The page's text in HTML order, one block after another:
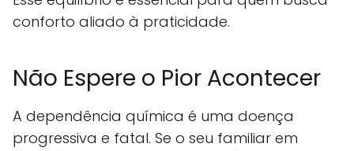
conforto aliado à praticidade.
Não Espere o Pior Acontecer
A dependência química é uma doença
progressiva e fatal. Se o seu familiar em